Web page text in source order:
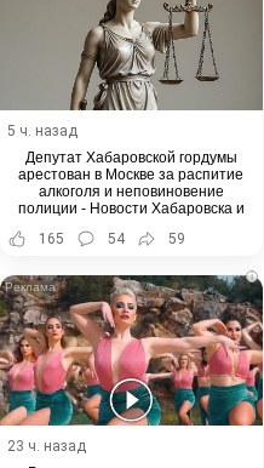
5 ч. назад
Депутат Хабаровской гордумы
арестован в Москве за распитие
алкоголя и неповиновение
полиции - Новости Хабаровска и
165 54 59
i
23 ч. назад